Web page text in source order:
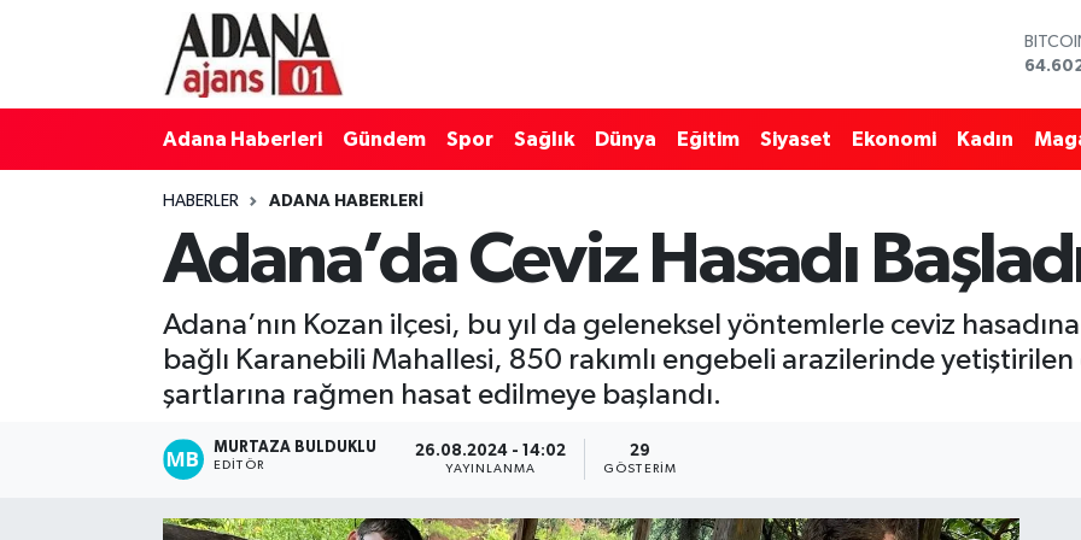
13.768
Adana Haberleri Gündem Spor Sağlık Dünya Eğitim Siyaset Ekonomi Kadın
HABERLER ADANA HABERLERI
Adana’da Ceviz Hasadı
Adana’nın Kozan ilçesi, bu yıl da geleneksel yöntemlerle ceviz
bağlı Karanebili Mahallesi, 850 rakımlı engebeli arazilerinde
şartlarına rağmen hasat edilmeye başlandı.
MURTAZA BULDUKLU
EDITÖR
26.08.2024 - 14:02
YAYINLANMA
29
GÖSTERIM
Adana Haberleri
Adana Nöbetçi Eczaneler
Adana Hava Durumu
Adana Trafik Yoğunluk Haritası
Süper Lig Puan Durumu ve Fikstür
Tüm Manşetler
Son Dakika Haberleri
Haber Arşivi